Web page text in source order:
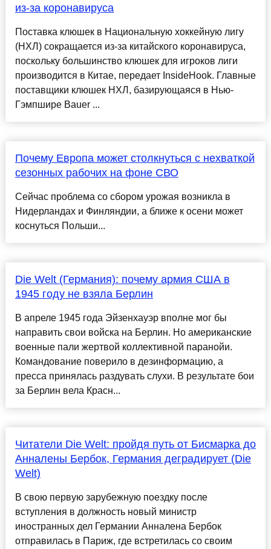
из-за коронавируса
Поставка клюшек в Национальную хоккейную лигу
(НХЛ) сокращается из-за китайского коронавируса,
поскольку большинство клюшек для игроков лиги
производится в Китае, передает InsideHook. Главные
поставщики клюшек НХЛ, базирующаяся в Нью-
Гэмпшире Bauer ...
Почему Европа может столкнуться с нехваткой
сезонных рабочих на фоне СВО
Сейчас проблема со сбором урожая возникла в
Нидерландах и Финляндии, а ближе к осени может
коснуться Польши...
Die Welt (Германия): почему армия США в
1945 году не взяла Берлин
В апреле 1945 года Эйзенхауэр вполне мог бы
направить свои войска на Берлин. Но американские
военные пали жертвой коллективной паранойи.
Командование поверило в дезинформацию, а
пресса принялась раздувать слухи. В результате бои
за Берлин вела Красн...
Читатели Die Welt: пройдя путь от Бисмарка до
Анналены Бербок, Германия деградирует (Die
Welt)
В свою первую зарубежную поездку после
вступления в должность новый министр
иностранных дел Германии Анналена Бербок
отправилась в Париж, где встретилась со своим